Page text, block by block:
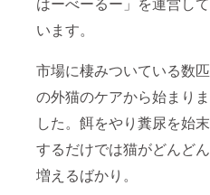
います。
市場に棲みついている数匹
の外猫のケアから始まりま
した。餌をやり糞尿を始末
するだけでは猫がどんどん
増えるばかり。